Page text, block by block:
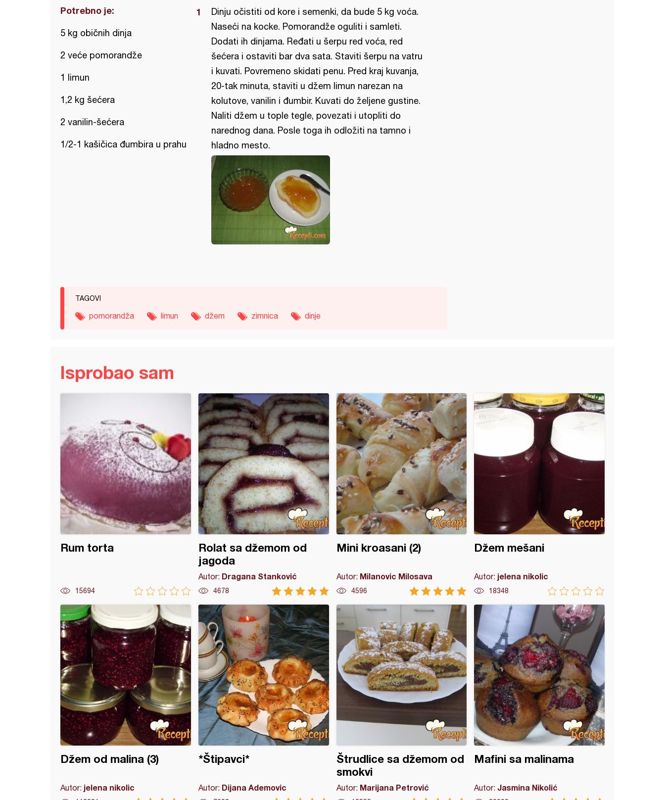
Potrebno je:
5 kg običnih dinja
2 veće pomorandže
1 limun
1,2 kg šećera
2 vanilin-šećera
1/2-1 kašičica đumbira u prahu
Dinju očistiti od kore i semenki, da bude 5 kg voća.
Naseći na kocke. Pomorandže oguliti i samleti.
Dodati ih dinjama. Ređati u šerpu red voća, red
šećera i ostaviti bar dva sata. Staviti šerpu na vatru
i kuvati. Povremeno skidati penu. Pred kraj kuvanja,
20-tak minuta, staviti u džem limun narezan na
kolutove, vanilin i đumbir. Kuvati do željene gustine.
Naliti džem u tople tegle, povezati i utopliti do
narednog dana. Posle toga ih odložiti na tamno i
hladno mesto.
TAGOVI
pomorandža limun džem zimnica dinje
Isprobao sam
Rum torta
15694
Rolat sa džemom od
jagoda
Autor: Dragana Stanković
4678
Mini kroasani (2)
Autor: Milanovic Milosava
4596
Džem mešani
Autor: jelena nikolic
18348
Džem od malina (3)
Autor: jelena nikolic
*Štipavci*
Autor: Dijana Ademovic
Štrudlice sa džemom od
smokvi
Autor: Marijana Petrović
Mafini sa malinama
Autor: Jasmina Nikolić